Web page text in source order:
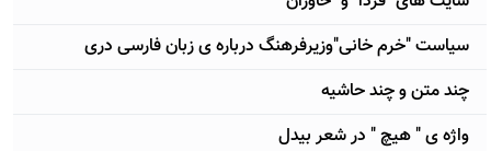
سیاست "خرم خانی"وزیرفرهنگ درباره ی زبان فارسی دری
چند متن و چند حاشیه
واژه ی " هیچ " در شعر بیدل